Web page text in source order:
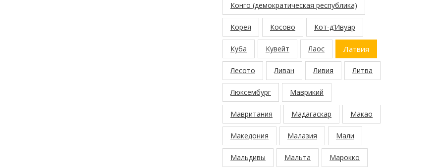
Конго (демократическая республика)
Корея Косово Кот-д’Ивуар
Куба Кувейт Лаос Латвия
Лесото Ливан Ливия Литва
Люксембург Маврикий
Мавритания Мадагаскар Макао
Македония Малазия Мали
Мальдивы Мальта Марокко